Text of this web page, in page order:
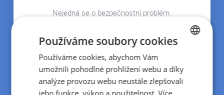
REPORTING
REFERENCE
BLOG
WEBINÁŘE
Nejedná se o bezpečnostní problém.
Jde o změnu ve Windows, jejímž cílem je ochrana
proti phishingu a podvodným RDP souborům.
Jak se připojit:
potvrďte otevření RDP souboru,
vyberte zařízení, která chcete přesměrovat
SLOVAK
Používáme soubory cookies
Používáme cookies, abychom Vám
umožnili pohodlné prohlížení webu a díky
analýze provozu webu neustále zlepšovali
jeho funkce, výkon a použitelnost. Více